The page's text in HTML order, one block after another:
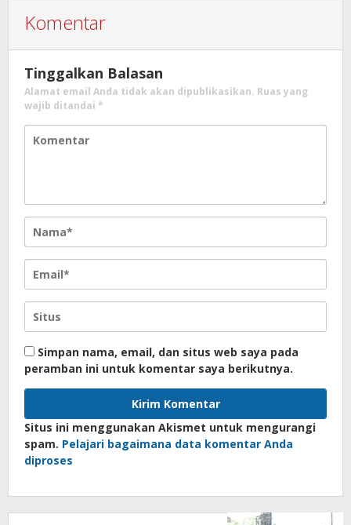
Komentar
Tinggalkan Balasan
Alamat email Anda tidak akan dipublikasikan. Ruas yang
wajib ditandai *
Simpan nama, email, dan situs web saya pada
peramban ini untuk komentar saya berikutnya.
Situs ini menggunakan Akismet untuk mengurangi
spam. Pelajari bagaimana data komentar Anda
diproses